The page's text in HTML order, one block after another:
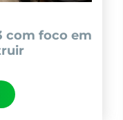
com foco em